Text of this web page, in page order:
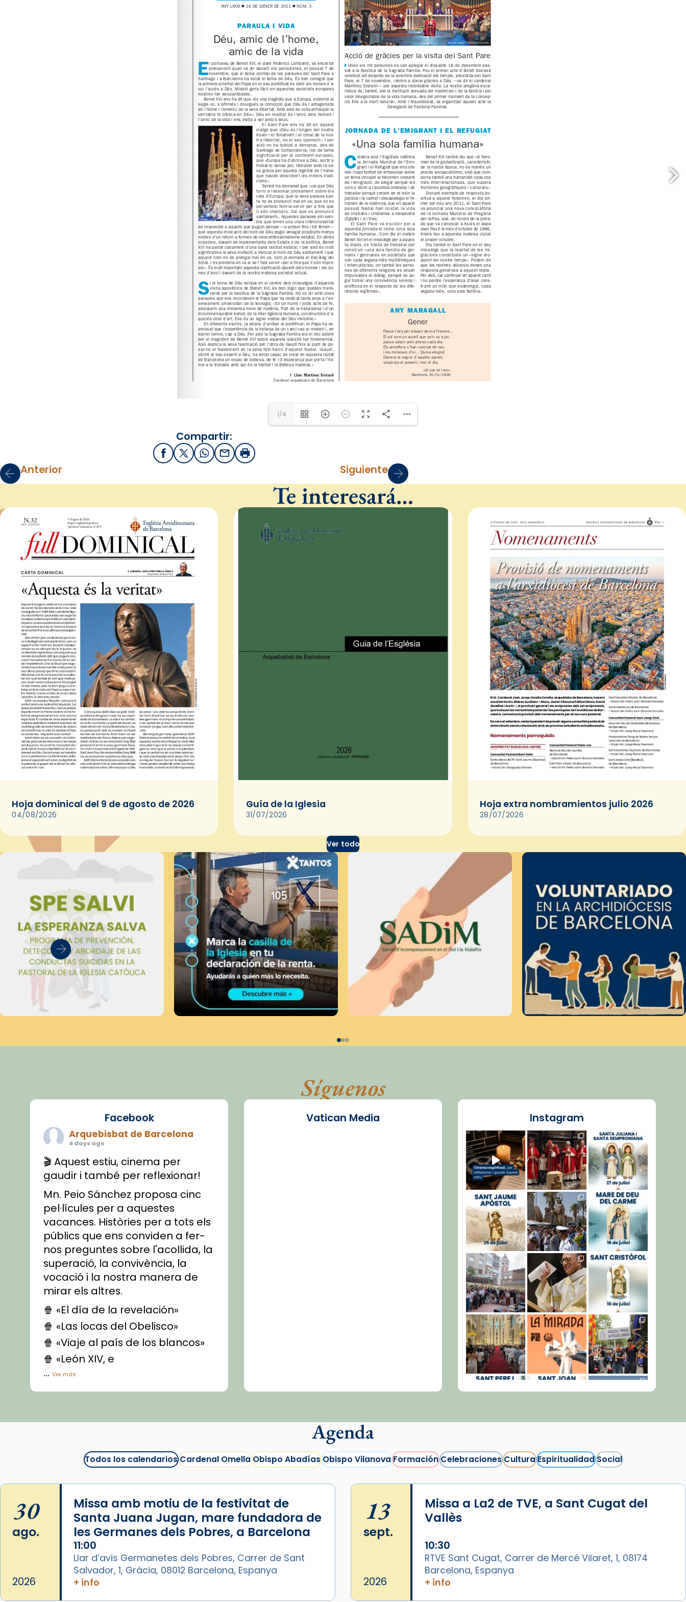
1/4
Compartir:
FacebookX / Twitter
WhatsApp
EmailImprimir
Anterior Siguiente
Te interesará…
Hoja dominical del 9 de agosto de 2026
04/08/2026
Guía de la Iglesia
31/07/2026
Hoja extra nombramientos julio 2026
28/07/2026
Ver todo
Síguenos
Facebook
Arquebisbat de Barcelona
4 days ago
🎬 Aquest estiu, cinema per
gaudir i també per reflexionar!
Mn. Peio Sánchez proposa cinc
pel·lícules per a aquestes
vacances. Històries per a tots els
públics que ens conviden a fer-
nos preguntes sobre l'acollida, la
superació, la convivència, la
vocació i la nostra manera de
mirar els altres.
🍿 «El día de la revelación»
🍿 «Las locas del Obelisco»
🍿 «Viaje al país de los blancos»
🍿 «León XIV, e
...Ver más
Vídeo
La Carmina va patir depressió.
arribar el seu testimoni al papa
Lleó XIV.
Recupera l'entrevista
compVatican News tican News 👇
www.vaticannews.va/es/iglesia/news/2026-
07/carmina-historia-depresion-
papa-viaje-espana-testimoni...
Vatican Media Instagram
Síguenos en Instagram
Agenda
Todos los calendariosCardenal OmellaObispo AbadíasObispo VilanovaFormaciónCelebracionesCulturaEspiritualidadSocial
30
ago.
2026
Missa amb motiu de la festivitat de
Santa Juana Jugan, mare fundadora de
les Germanes dels Pobres, a Barcelona
11:00
Llar d’avis Germanetes dels Pobres, Carrer de Sant
Salvador, 1, Gràcia, 08012 Barcelona, Espanya
+ info
13
sept.
2026
Missa a La2 de TVE, a Sant Cugat del
Vallès
10:30
RTVE Sant Cugat, Carrer de Mercé Vilaret, 1, 08174
Barcelona, Espanya
+ info